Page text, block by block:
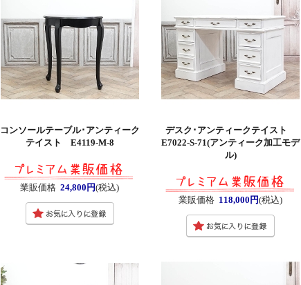
コンソールテーブル･アンティーク
テイスト E4119-M-8
業販価格 24,800円(税込)
デスク･アンティークテイスト
E7022-S-71(アンティーク加工モデ
ル)
業販価格 118,000円(税込)